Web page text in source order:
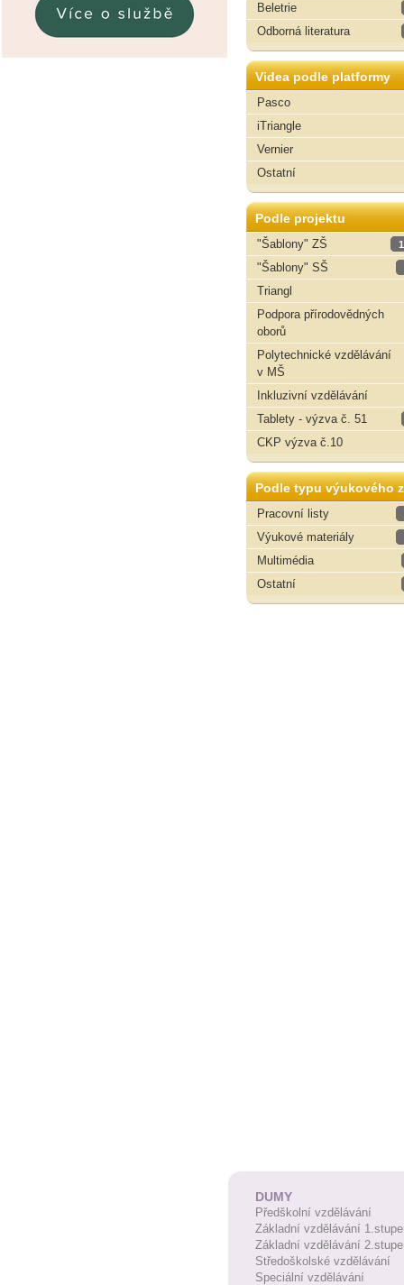
Beletrie
Odborná literatura
Videa podle platformy
Pasco
iTriangle
Vernier
Ostatní
Podle projektu
"Šablony" ZŠ
"Šablony" SŠ
Triangl
Podpora přírodovědných
oborů
Polytechnické vzdělávání
v MŠ
Inkluzivní vzdělávání
Tablety - výzva č. 51
CKP výzva č.10
Podle typu výukového
Pracovní listy
Výukové materiály
Multimédia
Ostatní
DUMY
Předškolní vzdělávání
Základní vzdělávání
Základní vzdělávání
Středoškolské vzdělávání
Speciální vzdělávání